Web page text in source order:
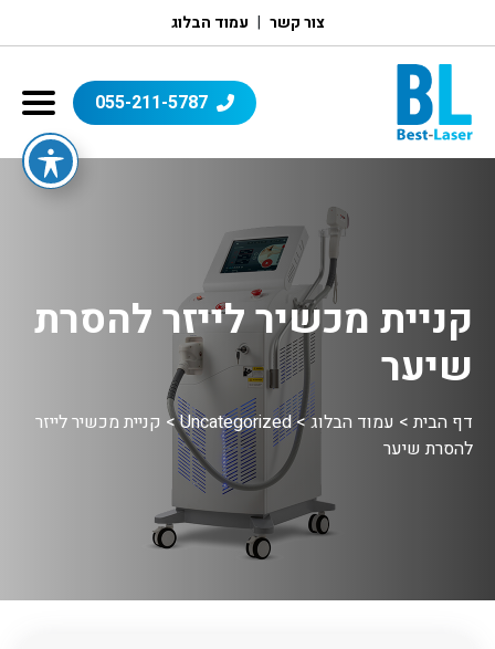
צור קשר עמוד הבלוג
055-211-5787
קניית מכשיר לייזר להסרת
שיער
דף הבית > עמוד הבלוג>
Uncategorized
> קניית מכשיר לייזר
להסרת שיער